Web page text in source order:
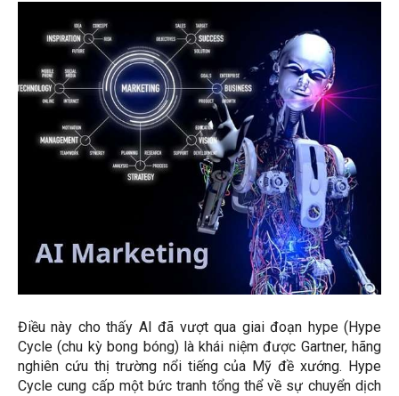
Điều này cho thấy AI đã vượt qua giai đoạn hype (Hype
Cycle (chu kỳ bong bóng) là khái niệm được Gartner, hãng
nghiên cứu thị trường nổi tiếng của Mỹ đề xướng. Hype
Cycle cung cấp một bức tranh tổng thể về sự chuyển dịch